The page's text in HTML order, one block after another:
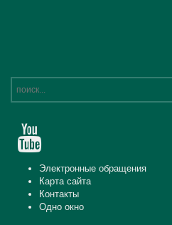
Электронные обращения
Карта сайта
Контакты
Одно окно